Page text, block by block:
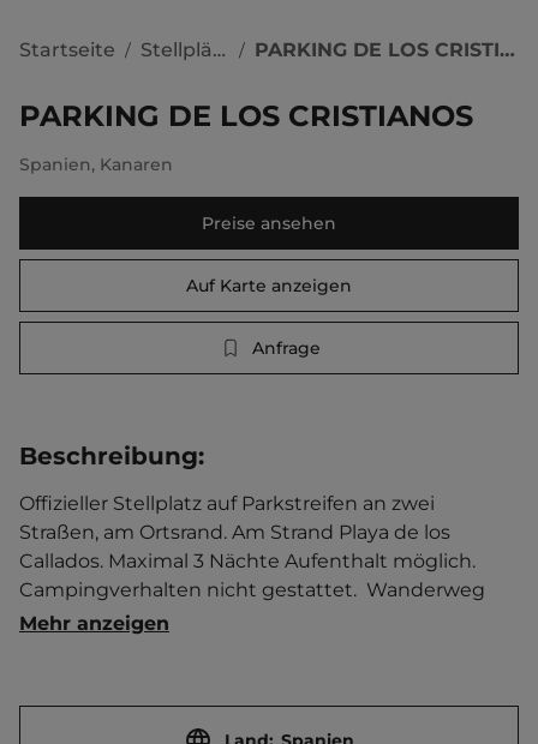
Startseite / Stellplätze / PARKING DE LOS CRISTIANOS
PARKING DE LOS CRISTIANOS
Spanien, Kanaren
Preise ansehen
Auf Karte anzeigen
Anfrage
Beschreibung:
Offizieller Stellplatz auf Parkstreifen an zwei
Straßen, am Ortsrand. Am Strand Playa de los
Callados. Maximal 3 Nächte Aufenthalt möglich.
Campingverhalten nicht gestattet.  Wanderweg
entlang der Küstenklippen oder auf den Berg
Mehr anzeigen